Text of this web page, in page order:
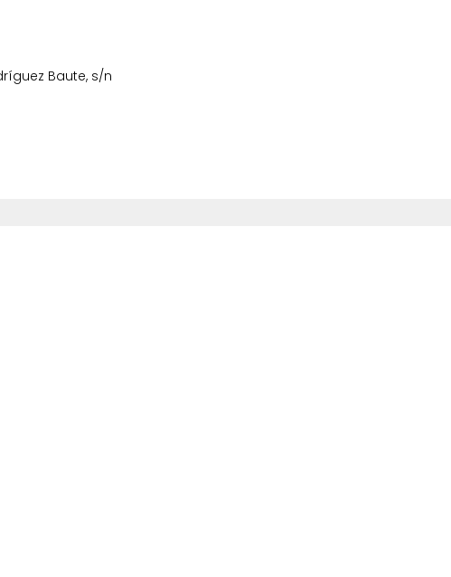
Baute, s/n